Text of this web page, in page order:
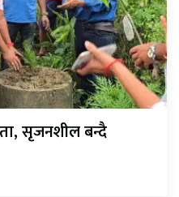
सृजनशील बन्दै